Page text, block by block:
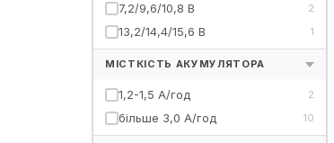
7,2/9,6/10,8 В 2
13,2/14,4/15,6 В 1
МІСТКІСТЬ АКУМУЛЯТОРА
1,2-1,5 А/год 2
більше 3,0 А/год 10